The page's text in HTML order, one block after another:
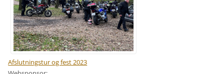
Afslutningstur og fest 2023